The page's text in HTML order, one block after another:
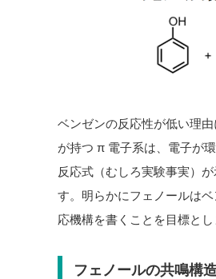
ベンゼンの反応性が低い理
が持つ π 電子系は、電子が
反応式（むしろ実験事実）
す。明らかにフェノールは
応機構を書くことを目標とし
フェノールの共鳴構